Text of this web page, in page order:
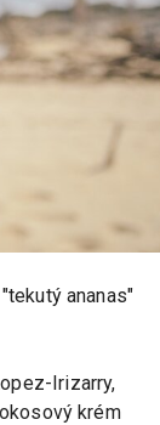
ananas"
Irizarry,
krém